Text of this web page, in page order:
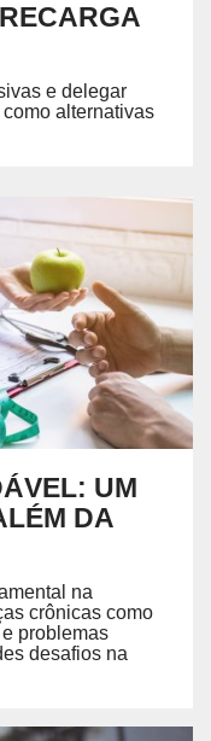
e delegar
alternativas
UM
DA
na
crônicas como
problemas
desafios na